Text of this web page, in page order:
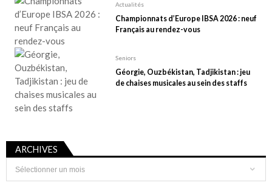
Actualités
Championnats d’Europe IBSA 2026 : neuf
Français au rendez-vous
Seniors
Géorgie, Ouzbékistan, Tadjikistan : jeu
de chaises musicales au sein des staffs
ARCHIVES
Archives